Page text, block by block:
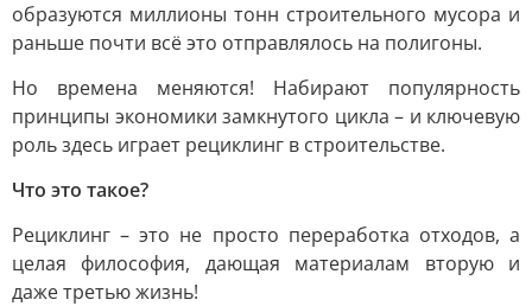
образуются миллионы тонн строительного мусора и
раньше почти всё это отправлялось на полигоны.
Но времена меняются! Набирают популярность
принципы экономики замкнутого цикла – и ключевую
роль здесь играет рециклинг в строительстве.
Что это такое?
Рециклинг – это не просто переработка отходов, а
целая философия, дающая материалам вторую и
даже третью жизнь!